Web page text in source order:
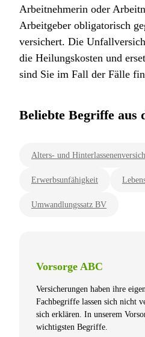
Arbeitnehmerin oder
Arbeitgeber obligatorisch
versichert. Die
die Heilungskosten und
sind Sie im Fall der Fälle
Beliebte Begriffe aus
Alters- und
Erwerbsunfähigkeit
Umwandlungssatz BV
Vorsorge ABC
Versicherungen haben ihre
Fachbegriffe lassen sich nicht
sich erklären. In unserem
wichtigsten Begriffe.